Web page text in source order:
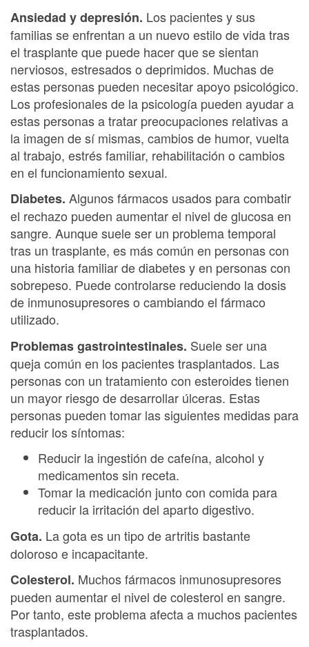
Ansiedad y depresión. Los pacientes y sus
familias se enfrentan a un nuevo estilo de vida tras
el trasplante que puede hacer que se sientan
nerviosos, estresados o deprimidos. Muchas de
estas personas pueden necesitar apoyo psicológico.
Los profesionales de la psicología pueden ayudar a
estas personas a tratar preocupaciones relativas a
la imagen de sí mismas, cambios de humor, vuelta
al trabajo, estrés familiar, rehabilitación o cambios
en el funcionamiento sexual.
Diabetes. Algunos fármacos usados para combatir
el rechazo pueden aumentar el nivel de glucosa en
sangre. Aunque suele ser un problema temporal
tras un trasplante, es más común en personas con
una historia familiar de diabetes y en personas con
sobrepeso. Puede controlarse reduciendo la dosis
de inmunosupresores o cambiando el fármaco
utilizado.
Problemas gastrointestinales. Suele ser una
queja común en los pacientes trasplantados. Las
personas con un tratamiento con esteroides tienen
un mayor riesgo de desarrollar úlceras. Estas
personas pueden tomar las siguientes medidas para
reducir los síntomas:
Reducir la ingestión de cafeína, alcohol y
medicamentos sin receta.
Tomar la medicación junto con comida para
reducir la irritación del aparto digestivo.
Gota. La gota es un tipo de artritis bastante
doloroso e incapacitante.
Colesterol. Muchos fármacos inmunosupresores
pueden aumentar el nivel de colesterol en sangre.
Por tanto, este problema afecta a muchos pacientes
trasplantados.